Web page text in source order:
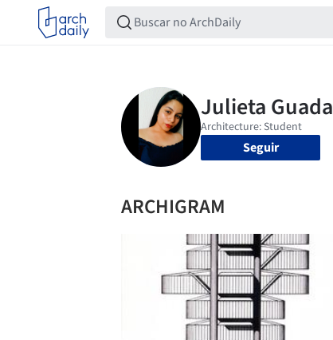
Seguir
ARCHIGRAM